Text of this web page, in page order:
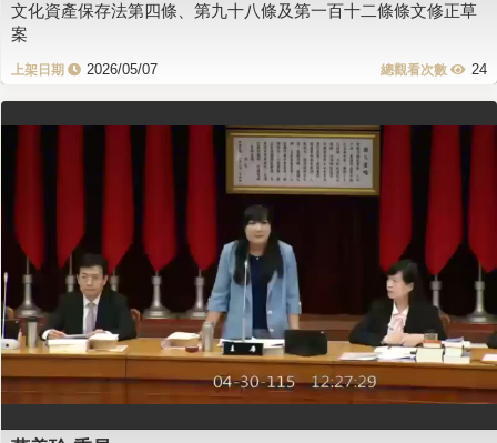
文化資產保存法第四條、第九十八條及第一百十二條條文修正草
案
2026/05/07 24